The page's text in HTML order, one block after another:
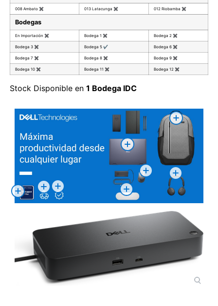
008 Ambato ✖ 013 Latacunga ✖ 012 Riobamba ✖
Bodegas
En Importación ✖ Bodega 1 ✖ Bodega 2 ✖
Bodega 3 ✖ Bodega 5 ✔ Bodega 6 ✖
Bodega 7 ✖ Bodega 8 ✖ Bodega 9 ✖
Bodega 10 ✖ Bodega 11 ✖ Bodega 12 ✖
Stock Disponible en 1 Bodega IDC